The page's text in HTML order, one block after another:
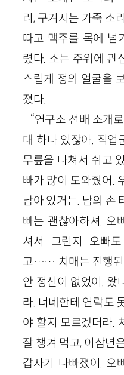
리, 구겨지는 가죽 소
따고 맥주를 목에 넘
렸다. 소는 주위에 관
스럽게 정의 얼굴을
졌다.
“연구소 선배 소개
대 하나 있잖아. 직업
무릎을 다쳐서 쉬고
빠가 많이 도와줬어.
남아 있거든. 남의 손
빠는 괜찮아하셔. 오
셔서 그런지 오빠
고…… 치매는 진행된
안 정신이 없었어. 왔
라. 너네한테 연락도
야 할지 모르겠더라.
잘 챙겨 먹고, 이삼년
갑자기 나빠졌어. 오